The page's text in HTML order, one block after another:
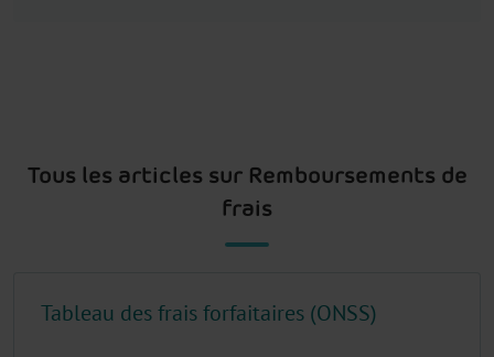
Tous les articles sur Remboursements de
frais
Tableau des frais forfaitaires (ONSS)